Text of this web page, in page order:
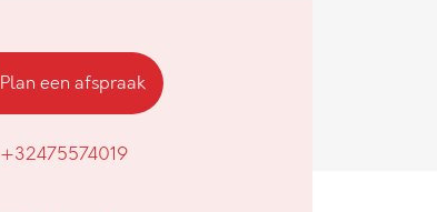
Plan een afspraak
+32475574019